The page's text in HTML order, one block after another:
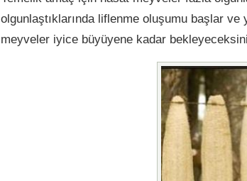
olgunlaştıklarında liflenme oluşumu başlar
meyveler iyice büyüyene kadar